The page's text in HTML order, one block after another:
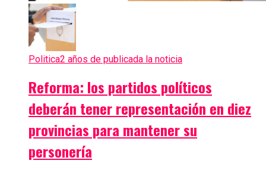
Politica2 años de publicada la noticia
Reforma: los partidos políticos
deberán tener representación en diez
provincias para mantener su
personería